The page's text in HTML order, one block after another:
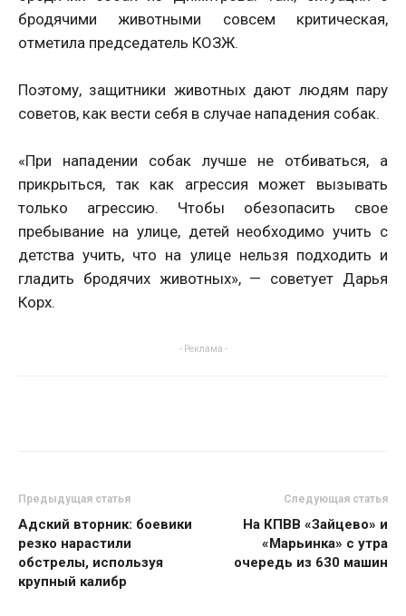
бродячими животными совсем критическая,
отметила председатель КОЗЖ.
Поэтому, защитники животных дают людям пару
советов, как вести себя в случае нападения собак.
«При нападении собак лучше не отбиваться, а
прикрыться, так как агрессия может вызывать
только агрессию. Чтобы обезопасить свое
пребывание на улице, детей необходимо учить с
детства учить, что на улице нельзя подходить и
гладить бродячих животных», — советует Дарья
Корх.
- Реклама -
Предыдущая статья
Адский вторник: боевики
резко нарастили
обстрелы, используя
крупный калибр
Следующая статья
На КПВВ «Зайцево» и
«Марьинка» с утра
очередь из 630 машин